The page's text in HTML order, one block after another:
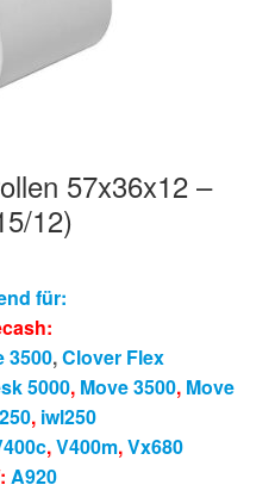
57x36x12 –
12)
für:
3500,Clover Flex
5000, Move 3500, Move
, iwl250
,V400m,Vx680
A920